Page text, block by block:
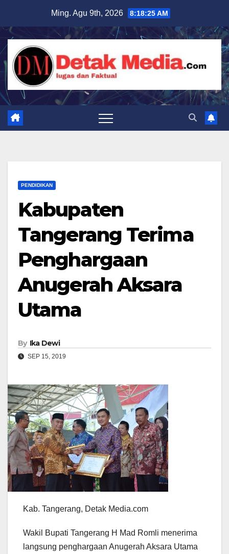
content
Ming. Agu 9th, 2026 8:18:27 AM
PENDIDIKAN
Kabupaten
Tangerang Terima
Penghargaan
Anugerah Aksara
Utama
By Ika Dewi
SEP 15, 2019
Kab. Tangerang, Detak Media.com
Wakil Bupati Tangerang H Mad Romli menerima
langsung penghargaan Anugerah Aksara Utama